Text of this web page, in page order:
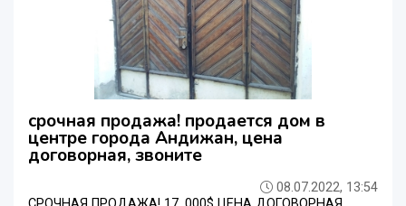
срочная продажа! продается дом в
центре города Андижан, цена
договорная, звоните
08.07.2022, 13:54